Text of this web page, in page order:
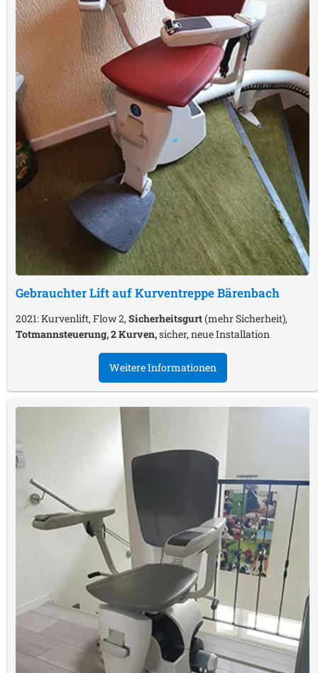
Gebrauchter Lift auf KurventreppeBärenbach
2021: Kurvenlift, Flow 2, Sicherheitsgurt(mehr Sicherheit),
Totmannsteuerung, 2 Kurven,sicher, neue Installation
Weitere Informationen